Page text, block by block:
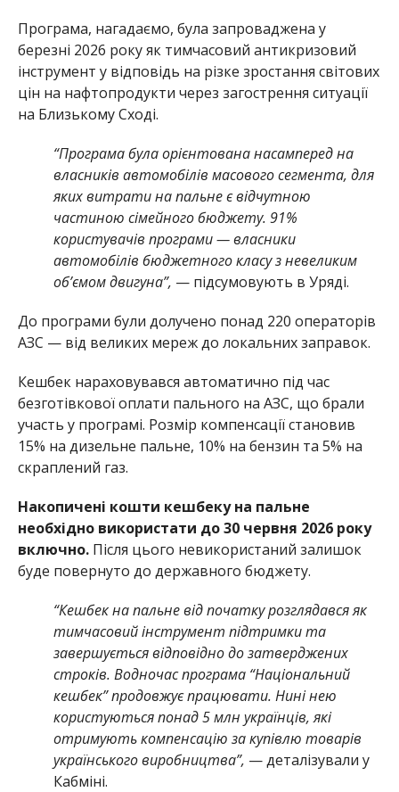
Програма, нагадаємо, була запроваджена у
березні 2026 року як тимчасовий антикризовий
інструмент у відповідь на різке зростання світових
цін на нафтопродукти через загострення ситуації
на Близькому Сході.
“Програма була орієнтована насамперед на
власників автомобілів масового сегмента, для
яких витрати на пальне є відчутною
частиною сімейного бюджету. 91%
користувачів програми — власники
автомобілів бюджетного класу з невеликим
об’ємом двигуна”, — підсумовують в Уряді.
До програми були долучено понад 220 операторів
АЗС — від великих мереж до локальних заправок.
Кешбек нараховувався автоматично під час
безготівкової оплати пального на АЗС, що брали
участь у програмі. Розмір компенсації становив
15% на дизельне пальне, 10% на бензин та 5% на
скраплений газ.
Накопичені кошти кешбеку на пальне
необхідно використати до 30 червня 2026 року
включно.Після цього невикористаний залишок
буде повернуто до державного бюджету.
“Кешбек на пальне від початку розглядався як
тимчасовий інструмент підтримки та
завершується відповідно до затверджених
строків. Водночас програма “Національний
кешбек” продовжує працювати. Нині нею
користуються понад 5 млн українців, які
отримують компенсацію за купівлю товарів
українського виробництва”, — деталізували у
Кабміні.